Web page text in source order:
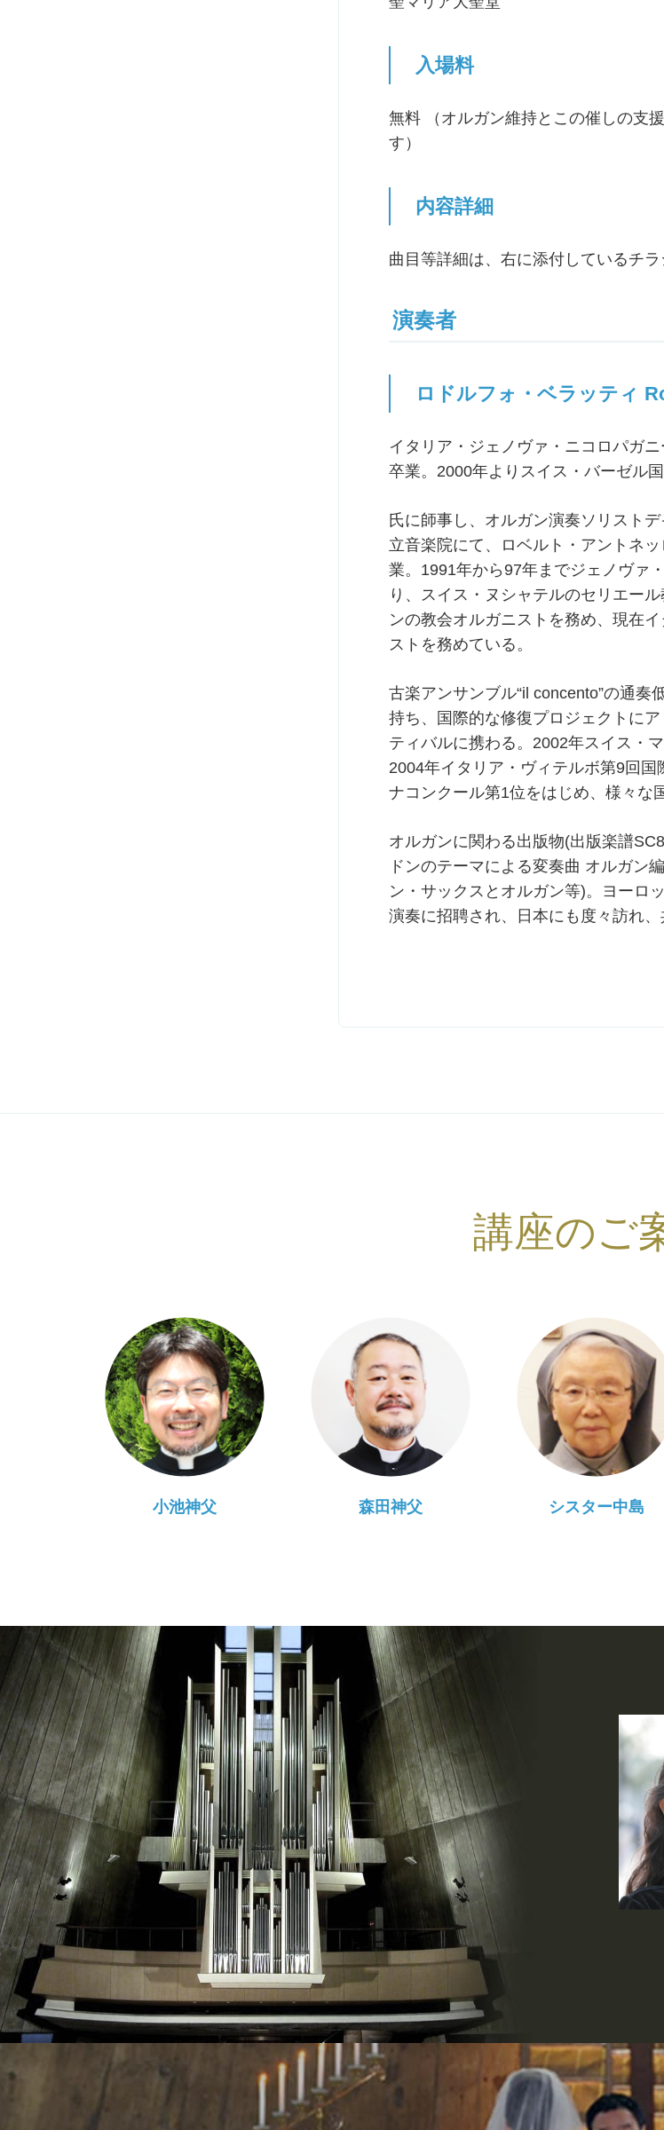
入場料
無料 （オルガン維持とこの催しの支
す）
内容詳細
曲目等詳細は、右に添付しているチ
演奏者
ロドルフォ・ベラッティ
イタリア・ジェノヴァ・ニコロパガ
卒業。2000年よりスイス・バーゼル
氏に師事し、オルガン演奏ソリスト
立音楽院にて、ロベルト・アントネ
業。1991年から97年までジェノヴァ
り、スイス・ヌシャテルのセリエー
ンの教会オルガニストを務め、現在
ストを務めている。
古楽アンサンブル“il concento”の通
持ち、国際的な修復プロジェクトに
ティバルに携わる。2002年スイス・
2004年イタリア・ヴィテルボ第9回
ナコンクール第1位をはじめ、様々な
オルガンに関わる出版物(出版楽譜
ドンのテーマによる変奏曲 オルガン
ン・サックスとオルガン等)。ヨーロ
演奏に招聘され、日本にも度々訪れ
講座のご
小池神父 森田神父 シスター中島